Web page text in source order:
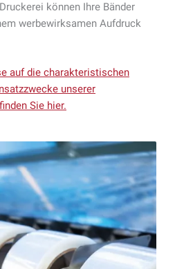
können Ihre Bänder
werbewirksamen Aufdruck
auf die charakteristischen
unserer
Sie hier.